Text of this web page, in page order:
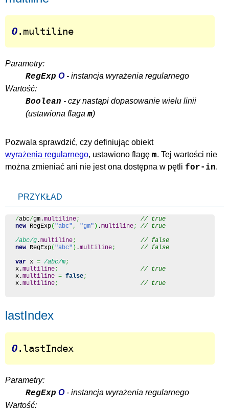
O.multiline
Parametry:
RegExp O- instancja wyrażenia regularnego
Wartość:
Boolean - czy nastąpi dopasowanie wielu linii
(ustawiona flaga m)
Pozwala sprawdzić, czy definiując obiekt
wyrażenia regularnego, ustawiono flagę m. Tej wartości nie
można zmieniać ani nie jest ona dostępna w pętli for-in.
PRZYKŁAD
/abc/gm.multiline;
// true
new RegExp( "abc" , "gm" ) .multiline;
// true
/abc/g .multiline;
// false
new RegExp( "abc" ) .multiline;
// false
var x = /abc/m;
x.multiline;
// true
x.multiline = false;
x.multiline; // true
lastIndex
O.lastIndex
Parametry:
RegExp O- instancja wyrażenia regularnego
Wartość: